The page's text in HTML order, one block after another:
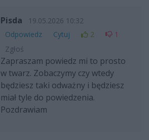
Pisda
19.05.2026 10:32
Odpowiedz
Cytuj 2
1
Zgłoś
Zapraszam powiedz mi to prosto
w twarz. Zobaczymy czy wtedy
będziesz taki odważny i będziesz
miał tyle do powiedzenia.
Pozdrawiam